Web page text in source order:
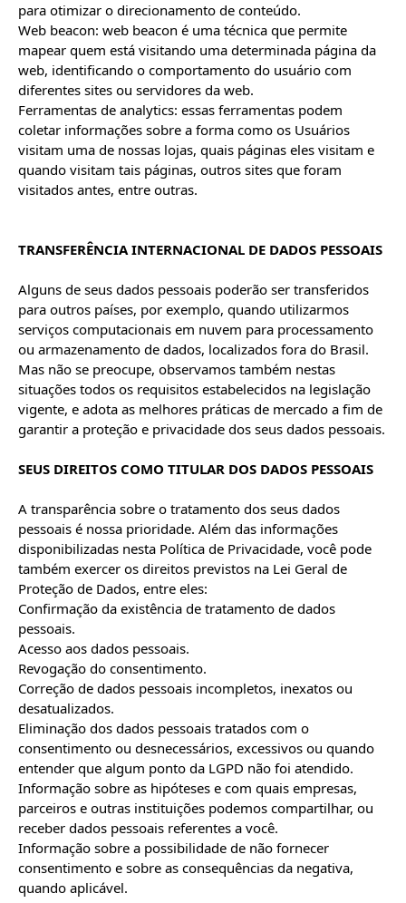
para otimizar o direcionamento de conteúdo.
Web beacon: web beacon é uma técnica que permite
mapear quem está visitando uma determinada página da
web, identificando o comportamento do usuário com
diferentes sites ou servidores da web.
Ferramentas de analytics: essas ferramentas podem
coletar informações sobre a forma como os Usuários
visitam uma de nossas lojas, quais páginas eles visitam e
quando visitam tais páginas, outros sites que foram
visitados antes, entre outras.
TRANSFERÊNCIA INTERNACIONAL DE DADOS PESSOAIS
Alguns de seus dados pessoais poderão ser transferidos
para outros países, por exemplo, quando utilizarmos
serviços computacionais em nuvem para processamento
ou armazenamento de dados, localizados fora do Brasil.
Mas não se preocupe, observamos também nestas
situações todos os requisitos estabelecidos na legislação
vigente, e adota as melhores práticas de mercado a fim de
garantir a proteção e privacidade dos seus dados pessoais.
SEUS DIREITOS COMO TITULAR DOS DADOS PESSOAIS
A transparência sobre o tratamento dos seus dados
pessoais é nossa prioridade. Além das informações
disponibilizadas nesta Política de Privacidade, você pode
também exercer os direitos previstos na Lei Geral de
Proteção de Dados, entre eles:
Confirmação da existência de tratamento de dados
pessoais.
Acesso aos dados pessoais.
Revogação do consentimento.
Correção de dados pessoais incompletos, inexatos ou
desatualizados.
Eliminação dos dados pessoais tratados com o
consentimento ou desnecessários, excessivos ou quando
entender que algum ponto da LGPD não foi atendido.
Informação sobre as hipóteses e com quais empresas,
parceiros e outras instituições podemos compartilhar, ou
receber dados pessoais referentes a você.
Informação sobre a possibilidade de não fornecer
consentimento e sobre as consequências da negativa,
quando aplicável.